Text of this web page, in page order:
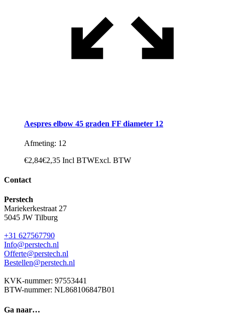
Aespres elbow 45 graden FF diameter 12
Afmeting: 12
€2,84€2,35 Incl BTWExcl. BTW
Contact
Perstech
Mariekerkestraat 27
5045 JW Tilburg
+31 627567790
Info@perstech.nl
Offerte@perstech.nl
Bestellen@perstech.nl
KVK-nummer: 97553441
BTW-nummer: NL868106847B01
Ga naar…